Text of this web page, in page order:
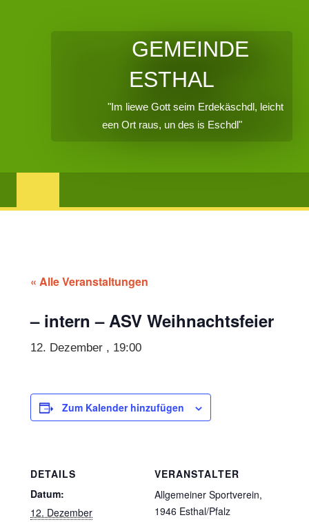
GEMEINDE
ESTHAL
"Im liewe Gott seim Erdekäschdl, leicht
een Ort raus, un des is Eschdl"
« Alle Veranstaltungen
– intern – ASV Weihnachtsfeier
12. Dezember , 19:00
Zum Kalender hinzufügen
DETAILS
Datum:
12. Dezember
VERANSTALTER
Allgemeiner Sportverein,
1946 Esthal/Pfalz